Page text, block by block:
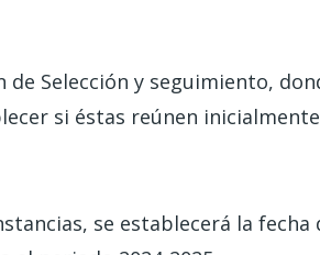
Selección y seguimiento,
si éstas reúnen
se establecerá la fecha